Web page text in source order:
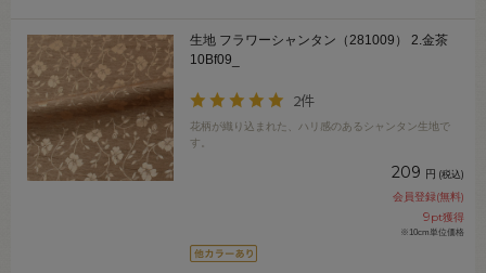
生地 フラワーシャンタン（281009） 2.金茶
10Bf09_
2件
花柄が織り込まれた、ハリ感のあるシャンタン生地で
す。
209 円 (税込)
会員登録(無料)
9pt獲得
※10cm単位価格